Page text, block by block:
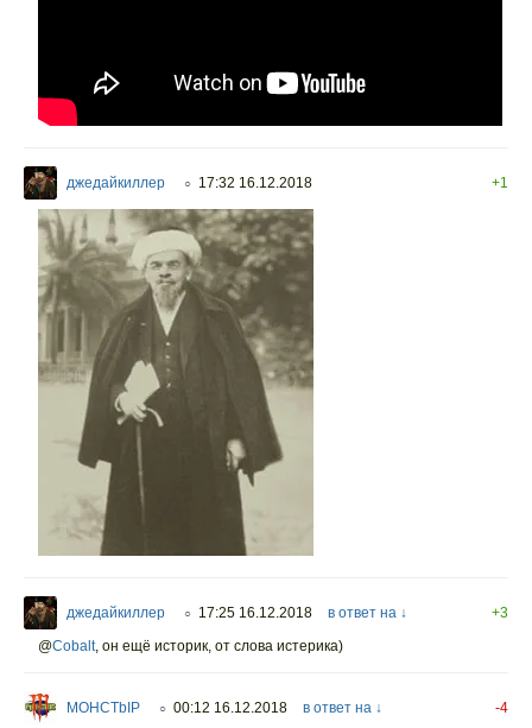
джедайкиллер ○ 17:32 16.12.2018 +1
джедайкиллер ○ 17:25 16.12.2018 в ответ на ↓
+3
@Cobalt, он ещё историк, от слова истерика)
MOHCTbIP ○ 00:12 16.12.2018 в ответ на ↓
-4